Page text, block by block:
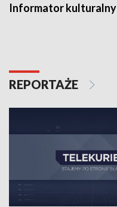
Informator kulturalny
REPORTAŻE